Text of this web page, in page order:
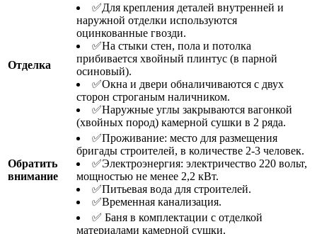
Отделка
✅Для крепления деталей внутренней и
наружной отделки используются
оцинкованные гвозди.
✅На стыки стен, пола и потолка
прибивается хвойный плинтус (в парной
осиновый).
✅Окна и двери обналичиваются с двух
сторон строганым наличником.
✅Наружные углы закрываются вагонкой
(хвойных пород) камерной сушки в 2 ряда.
Обратить
внимание
✅Проживание: место для размещения
бригады строителей, в количестве 2-3 человек.
✅Электроэнергия: электричество 220 вольт,
мощностью не менее 2,2 кВт.
✅Питьевая вода для строителей.
✅Временная канализация.
✅ Баня в комплектации с отделкой
материалами камерной сушки.